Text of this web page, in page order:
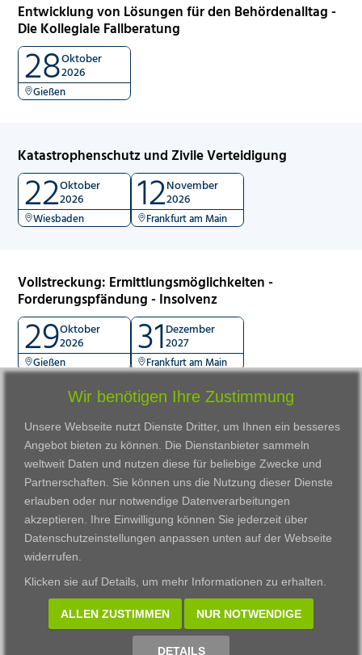
Entwicklung von Lösungen für den Behördenalltag -
Die Kollegiale Fallberatung
28Oktober
2026
Gießen
Katastrophenschutz und Zivile Verteidigung
22Oktober
2026
Wiesbaden 12November
2026
Frankfurt am Main
Vollstreckung: Ermittlungsmöglichkeiten -
Forderungspfändung - Insolvenz
29Oktober
2026
Gießen 31Dezember
2027
Frankfurt am Main
VWAK
Karriere
Links
Impressum
Datenschutzerklärung
Standorte
Darmstadt
Gießen
Kassel
Wiesbaden
Fortbildungszentrum
Bildungsangebot
Ausbildung
Wir benötigen Ihre Zustimmung
Unsere Webseite nutzt Dienste Dritter, um Ihnen ein besseres
Angebot bieten zu können. Die Dienstanbieter sammeln
weltweit Daten und nutzen diese für beliebige Zwecke und
Partnerschaften. Sie können uns die Nutzung dieser Dienste
erlauben oder nur notwendige Datenverarbeitungen
akzeptieren. Ihre Einwilligung können Sie jederzeit über
Datenschutzeinstellungen anpassen unten auf der Webseite
widerrufen.
Klicken sie auf Details, um mehr Informationen zu erhalten.
ALLEN ZUSTIMMEN NUR NOTWENDIGE
DETAILS